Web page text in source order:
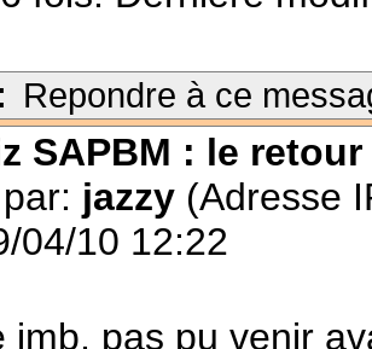
Repondre à ce
SAPBM : le retour
jazzy (Adresse
04/10 12:22
jmb, pas pu venir